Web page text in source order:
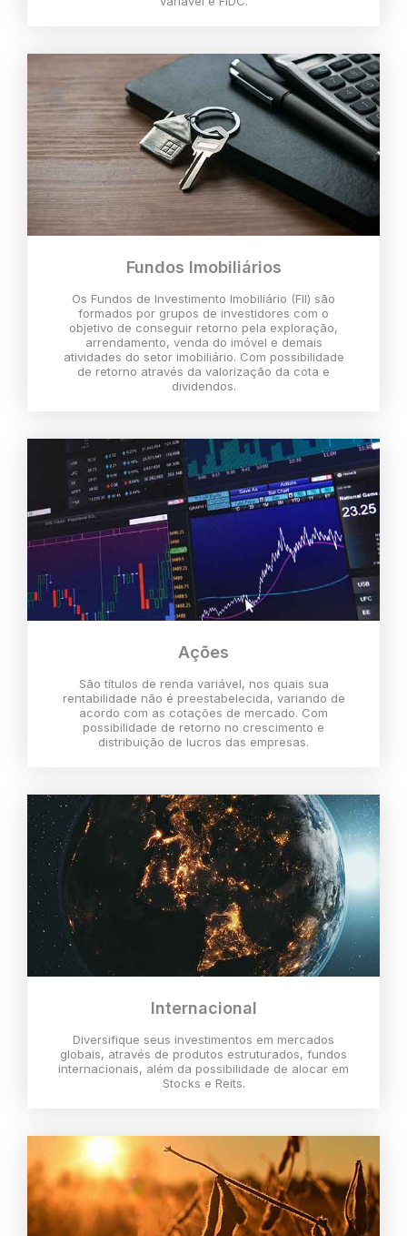
Fundos Imobiliários
Os Fundos de Investimento Imobiliário (FII) são
formados por grupos de investidores com o
objetivo de conseguir retorno pela exploração,
arrendamento, venda do imóvel e demais
atividades do setor imobiliário. Com possibilidade
de retorno através da valorização da cota e
dividendos.
Ações
São títulos de renda variável, nos quais sua
rentabilidade não é preestabelecida, variando de
acordo com as cotações de mercado. Com
possibilidade de retorno no crescimento e
distribuição de lucros das empresas.
Internacional
Diversifique seus investimentos em mercados
globais, através de produtos estruturados, fundos
internacionais, além da possibilidade de alocar em
Stocks e Reits.